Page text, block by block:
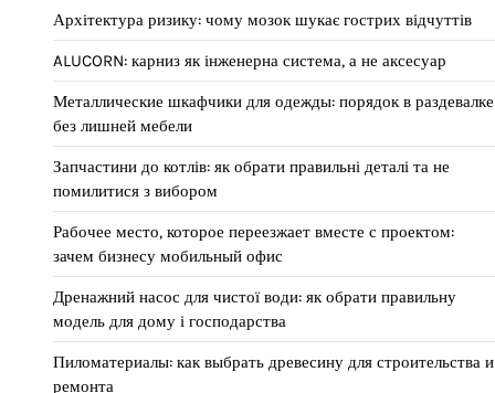
Архітектура ризику: чому мозок шукає гострих відчуттів
ALUCORN: карниз як інженерна система, а не аксесуар
Металлические шкафчики для одежды: порядок в раздевалке
без лишней мебели
Запчастини до котлів: як обрати правильні деталі та не
помилитися з вибором
Рабочее место, которое переезжает вместе с проектом:
зачем бизнесу мобильный офис
Дренажний насос для чистої води: як обрати правильну
модель для дому і господарства
Пиломатериалы: как выбрать древесину для строительства и
ремонта